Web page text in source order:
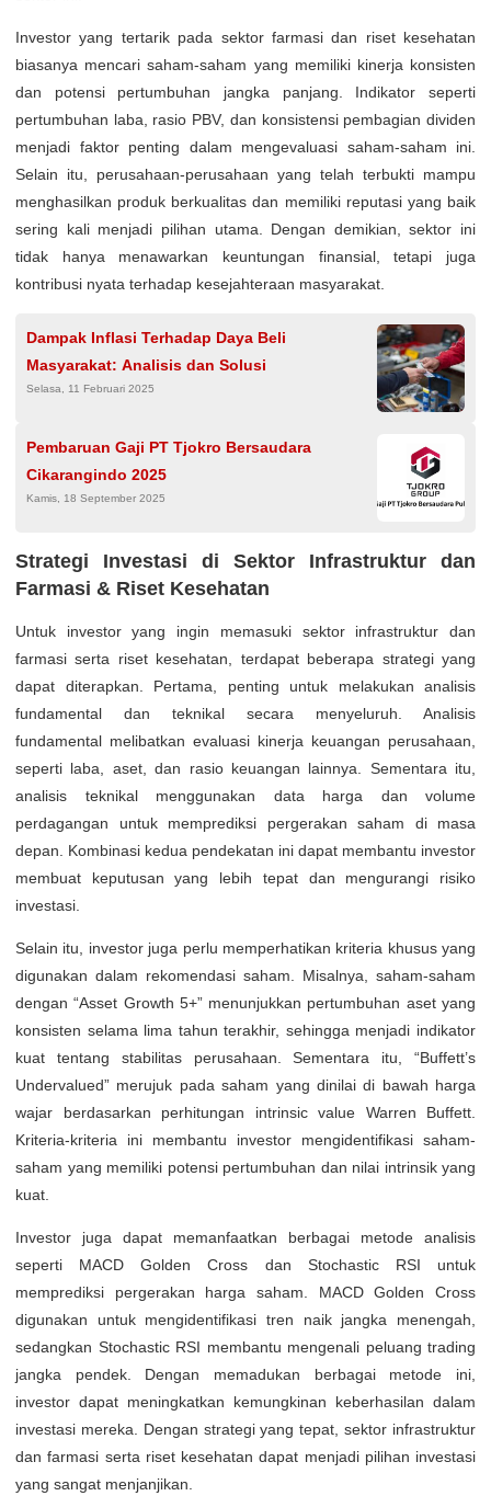
Investor yang tertarik pada sektor farmasi dan riset kesehatan
biasanya mencari saham-saham yang memiliki kinerja konsisten
dan potensi pertumbuhan jangka panjang. Indikator seperti
pertumbuhan laba, rasio PBV, dan konsistensi pembagian dividen
menjadi faktor penting dalam mengevaluasi saham-saham ini.
Selain itu, perusahaan-perusahaan yang telah terbukti mampu
menghasilkan produk berkualitas dan memiliki reputasi yang baik
sering kali menjadi pilihan utama. Dengan demikian, sektor ini
tidak hanya menawarkan keuntungan finansial, tetapi juga
kontribusi nyata terhadap kesejahteraan masyarakat.
Dampak Inflasi Terhadap Daya Beli
Masyarakat: Analisis dan Solusi
Selasa, 11 Februari 2025
Pembaruan Gaji PT Tjokro Bersaudara
Cikarangindo 2025
Kamis, 18 September 2025
Strategi Investasi di Sektor Infrastruktur dan
Farmasi & Riset Kesehatan
Untuk investor yang ingin memasuki sektor infrastruktur dan
farmasi serta riset kesehatan, terdapat beberapa strategi yang
dapat diterapkan. Pertama, penting untuk melakukan analisis
fundamental dan teknikal secara menyeluruh. Analisis
fundamental melibatkan evaluasi kinerja keuangan perusahaan,
seperti laba, aset, dan rasio keuangan lainnya. Sementara itu,
analisis teknikal menggunakan data harga dan volume
perdagangan untuk memprediksi pergerakan saham di masa
depan. Kombinasi kedua pendekatan ini dapat membantu investor
membuat keputusan yang lebih tepat dan mengurangi risiko
investasi.
Selain itu, investor juga perlu memperhatikan kriteria khusus yang
digunakan dalam rekomendasi saham. Misalnya, saham-saham
dengan “Asset Growth 5+” menunjukkan pertumbuhan aset yang
konsisten selama lima tahun terakhir, sehingga menjadi indikator
kuat tentang stabilitas perusahaan. Sementara itu, “Buffett’s
Undervalued” merujuk pada saham yang dinilai di bawah harga
wajar berdasarkan perhitungan intrinsic value Warren Buffett.
Kriteria-kriteria ini membantu investor mengidentifikasi saham-
saham yang memiliki potensi pertumbuhan dan nilai intrinsik yang
kuat.
Investor juga dapat memanfaatkan berbagai metode analisis
seperti MACD Golden Cross dan Stochastic RSI untuk
memprediksi pergerakan harga saham. MACD Golden Cross
digunakan untuk mengidentifikasi tren naik jangka menengah,
sedangkan Stochastic RSI membantu mengenali peluang trading
jangka pendek. Dengan memadukan berbagai metode ini,
investor dapat meningkatkan kemungkinan keberhasilan dalam
investasi mereka. Dengan strategi yang tepat, sektor infrastruktur
dan farmasi serta riset kesehatan dapat menjadi pilihan investasi
yang sangat menjanjikan.